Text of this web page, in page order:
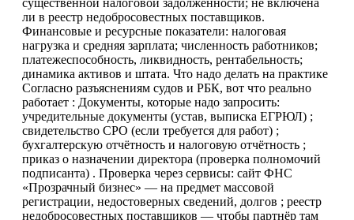
существенной налоговой задолженности; не включена
ли в реестр недобросовестных поставщиков.
Финансовые и ресурсные показатели: налоговая
нагрузка и средняя зарплата; численность работников;
платежеспособность, ликвидность, рентабельность;
динамика активов и штата. Что надо делать на практике
Согласно разъяснениям судов и РБК, вот что реально
работает : Документы, которые надо запросить:
учредительные документы (устав, выписка ЕГРЮЛ) ;
свидетельство СРО (если требуется для работ) ;
бухгалтерскую отчётность и налоговую отчётность ;
приказ о назначении директора (проверка полномочий
подписанта) . Проверка через сервисы: сайт ФНС
«Прозрачный бизнес» — на предмет массовой
регистрации, недостоверных сведений, долгов ; реестр
недобросовестных поставщиков — чтобы партнёр там